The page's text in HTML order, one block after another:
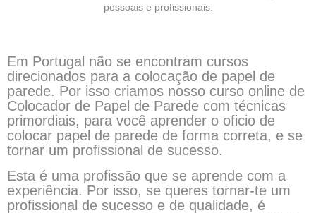
pessoais e profissionais.
Em Portugal não se encontram cursos
direcionados para a colocação de papel de
parede. Por isso criamos nosso curso online de
Colocador de Papel de Parede com técnicas
primordiais, para você aprender o oficio de
colocar papel de parede de forma correta, e se
tornar um profissional de sucesso.
Esta é uma profissão que se aprende com a
experiência. Por isso, se queres tornar-te um
profissional de sucesso e de qualidade, é